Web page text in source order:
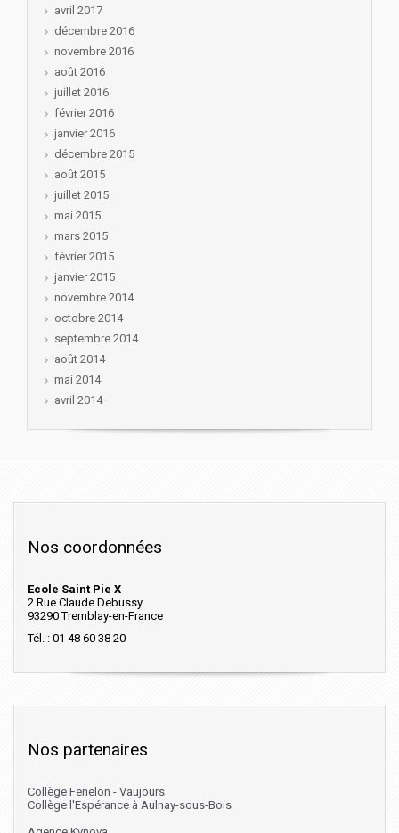
avril 2017
décembre 2016
novembre 2016
août 2016
juillet 2016
février 2016
janvier 2016
décembre 2015
août 2015
juillet 2015
mai 2015
mars 2015
février 2015
janvier 2015
novembre 2014
octobre 2014
septembre 2014
août 2014
mai 2014
avril 2014
Nos coordonnées
Ecole Saint Pie X
2 Rue Claude Debussy
93290 Tremblay-en-France
Tél. : 01 48 60 38 20
Nos partenaires
Collège Fenelon - Vaujours
Collège l'Espérance à Aulnay-sous-Bois